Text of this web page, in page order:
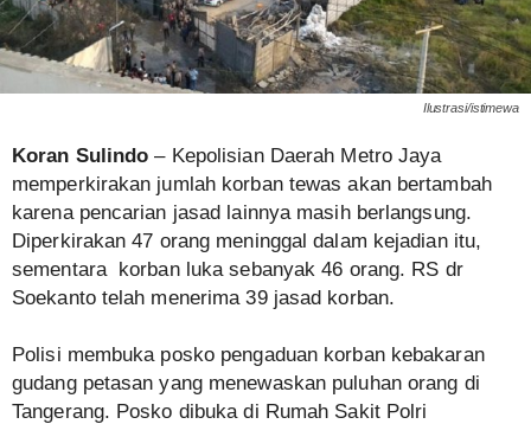
Ilustrasi/istimewa
Koran Sulindo – Kepolisian Daerah Metro Jaya
memperkirakan jumlah korban tewas akan bertambah
karena pencarian jasad lainnya masih berlangsung.
Diperkirakan 47 orang meninggal dalam kejadian itu,
sementara korban luka sebanyak 46 orang. RS dr
Soekanto telah menerima 39 jasad korban.
Polisi membuka posko pengaduan korban kebakaran
gudang petasan yang menewaskan puluhan orang di
Tangerang. Posko dibuka di Rumah Sakit Polri